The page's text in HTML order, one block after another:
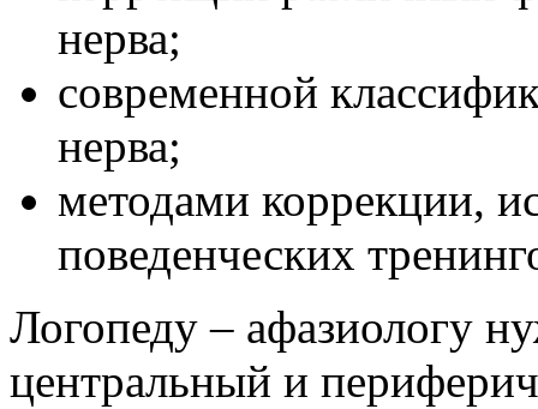
нерва;
современной
нерва;
методами коррекции,
поведенческих
Логопеду – афазиологу
центральный и